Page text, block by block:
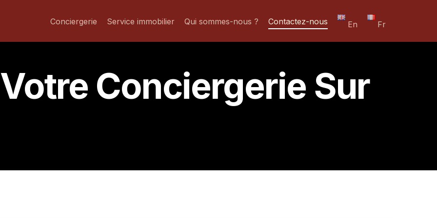
Conciergerie Service immobilier Qui sommes-nous ? Contactez-nous En Fr
Conciergerie Sur